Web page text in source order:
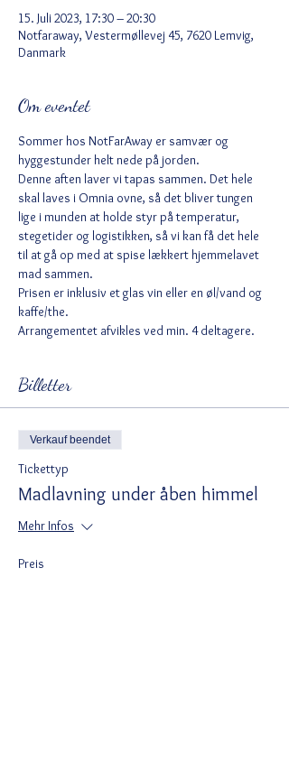
15. Juli 2023, 17:30 – 20:30
Notfaraway, Vestermøllevej 45, 7620 Lemvig,
Danmark
Om eventet
Sommer hos NotFarAway er samvær og
hyggestunder helt nede på jorden.
Denne aften laver vi tapas sammen. Det hele
skal laves i Omnia ovne, så det bliver tungen
lige i munden at holde styr på temperatur,
stegetider og logistikken, så vi kan få det hele
til at gå op med at spise lækkert hjemmelavet
mad sammen.
Prisen er inklusiv et glas vin eller en øl/vand og
kaffe/the.
Arrangementet afvikles ved min. 4 deltagere.
Billetter
Verkauf beendet
Tickettyp
Madlavning under åben himmel
Mehr Infos
Preis